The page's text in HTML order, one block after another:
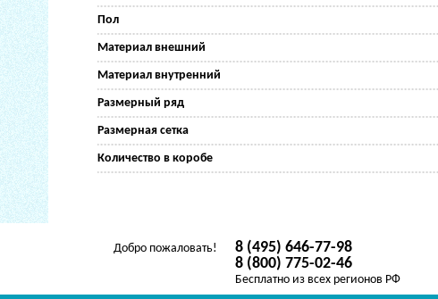
Пол
Материал внешний
Материал внутренний
Размерный ряд
Размерная сетка
Количество в коробе
Добро пожаловать!
8 (495) 646-77-98
8 (800) 775-02-46
Бесплатно из всех регионов РФ